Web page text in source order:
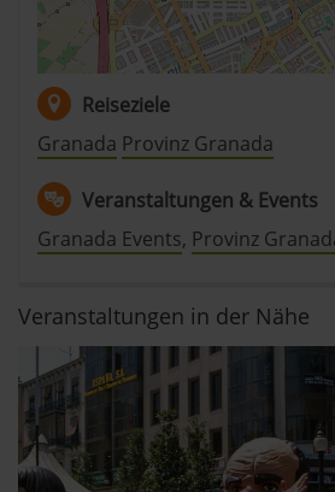
verarbeitet werden, und legen Sie
Abschnitt Einzelheiten fest.
andalusien360.de verwendet
Einige von ihnen sind notwendig,
notwendig sind, jedoch helfen das
verbessern und wirtschaftlich zu
den Einsatz der nicht notwendigen
per Klick auf »Anpassen« anders
Einwilligung umfasst alle
ausgewählten Cookies. Du kannst
jederzeit aufrufen und Cookies auch
jederzeit abwählen. Weitere
verwendeten Verfahren und
»Cookies«, »Marketing« und
Reiseziele
Granada Provinz Granada
Veranstaltungen & Events
Granada Events, Provinz
Veranstaltungen in der Nähe